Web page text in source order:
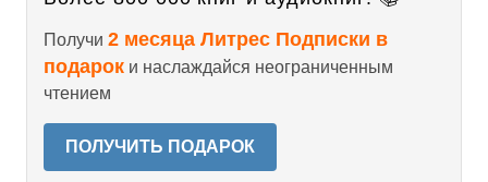
Получи 2 месяца Литрес Подписки в
подарок и наслаждайся неограниченным
чтением
ПОЛУЧИТЬ ПОДАРОК